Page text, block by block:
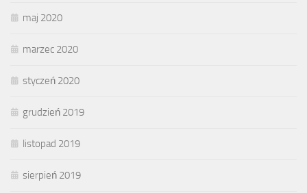
maj 2020
marzec 2020
styczeń 2020
grudzień 2019
listopad 2019
sierpień 2019